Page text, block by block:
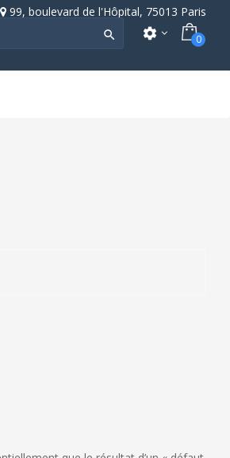
99, boulevard de l'Hôpital, 75013 Paris
 settings 0